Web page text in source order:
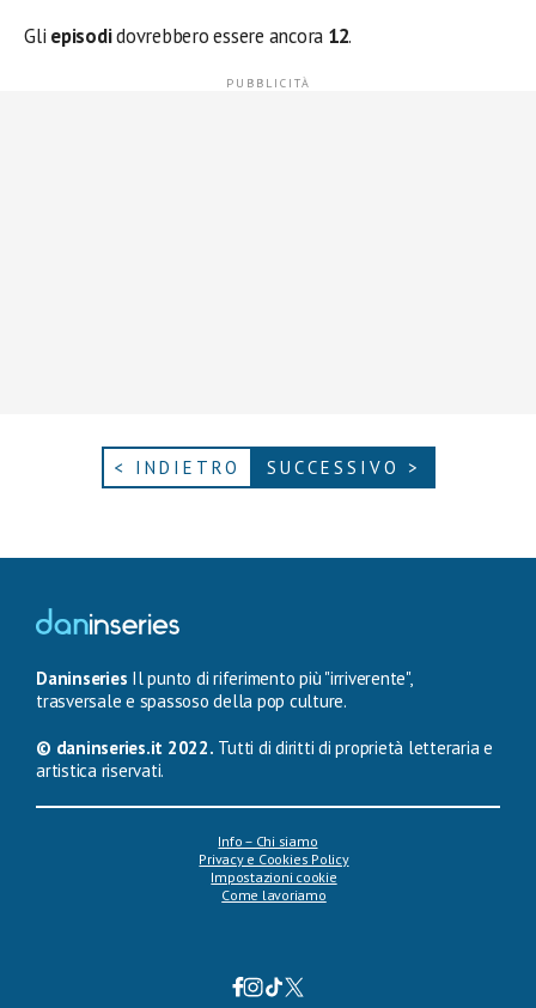
Gli episodidovrebbero essere ancora 12.
< INDIETRO SUCCESSIVO >
Daninseries Il punto di riferimento più "irriverente",
trasversale e spassoso della pop culture.
© daninseries.it 2022. Tutti di diritti di proprietà letteraria e
artistica riservati.
Info – Chi siamo
Privacy e Cookies Policy
Impostazioni cookie
Come lavoriamo